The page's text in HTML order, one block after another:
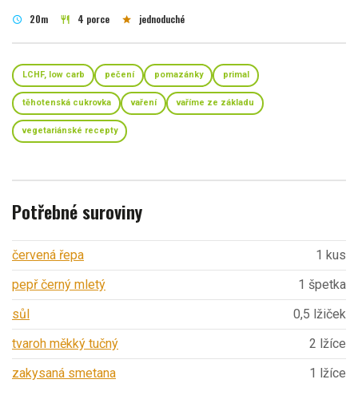
schedule 20m restaurant 4 porce star jednoduché
LCHF, low carb pečení pomazánky primal
těhotenská cukrovka vaření vaříme ze základu
vegetariánské recepty
Potřebné suroviny
červená řepa
1 kus
pepř černý mletý
1 špetka
sůl
0,5 lžiček
tvaroh měkký tučný
2 lžíce
zakysaná smetana
1 lžíce